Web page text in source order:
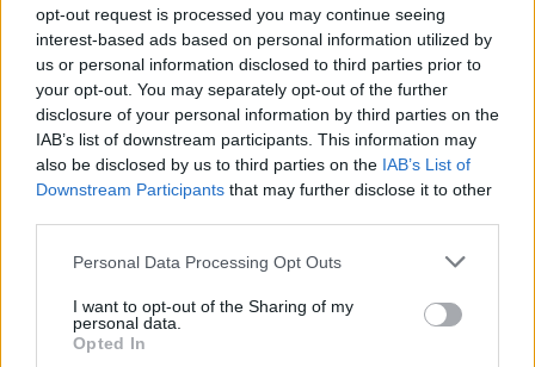
opt-out request is processed you may continue seeing
interest-based ads based on personal information utilized by
us or personal information disclosed to third parties prior to
your opt-out. You may separately opt-out of the further
disclosure of your personal information by third parties on the
IAB’s list of downstream participants. This information may
also be disclosed by us to third parties on the IAB’s List of
Downstream Participants that may further disclose it to other
Personal Data Processing Opt Outs
I want to opt-out of the Sharing of my
personal data.
Opted In
Internacional
Qué hacer